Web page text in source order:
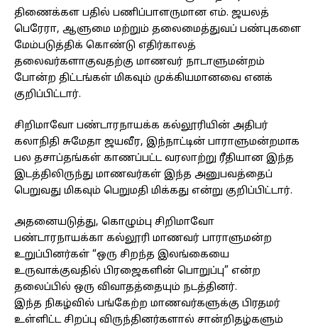
திணைக்கள பதில் பணிப்பாளருமான எம். ஜயலத்
பெரேரா, ஆளுமை மற்றும் தலைமைத்துவப் பண்புகளை
மேம்படுத்திக் கொண்டு எதிர்காலத்
தலைவர்களாகுவதற்கு மாணவர் நாடாளுமன்றம்
போன்ற திட்டங்கள் மிகவும் முக்கியமானவை எனக்
குறிப்பிட்டார்.
சிறிமாவோ பண்டாரநாயக்க கல்லூரியின் அதிபர்
கலாநிதி சுமேதா ஜயவீர, இந்நாட்டின் பாராளுமன்றமாக
பல தசாப்தங்கள் காணப்பட்ட வரலாற்று ரீதியான இந்த
இடத்திலிருந்து மாணவர்கள் இந்த அனுபவத்தைப்
பெறுவது மிகவும் பெறுமதி மிக்கது என்று குறிப்பிட்டார்.
அதனையடுத்து, கொழும்பு சிறிமாவோ
பண்டாரநாயக்கா கல்லூரி மாணவர் பாராளுமன்ற
உறுப்பினர்கள் “ஒரு சிறந்த இலங்கையை
உருவாக்குவதில் பிரஜைகளின் பொறுப்பு” என்ற
தலைப்பில் ஒரு விவாதத்தையும் நடத்தினர்.
இந்த நிகழ்வில் பங்கேற்ற மாணவர்களுக்கு பிரதமர்
உள்ளிட்ட சிறப்பு விருந்தினர்களால் சான்றிதழ்களும்